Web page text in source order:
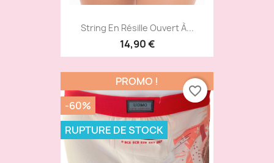
String En Résille Ouvert À...
14,90 €
PROMO !
-60%
RUPTURE DE STOCK
favorite_border